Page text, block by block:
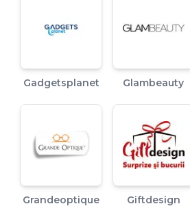
Gadgetsplanet Glambeauty
Grandeoptique Giftdesign